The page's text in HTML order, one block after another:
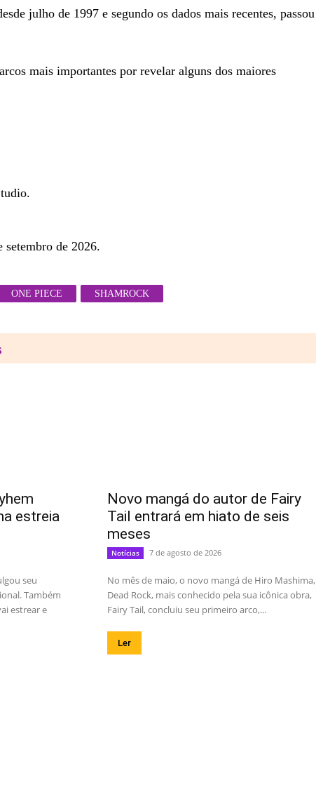
julho de 1997 e segundo os dados mais recentes, passou
mais importantes por revelar alguns dos maiores
de 2026.
ONE PIECE SHAMROCK
estreia
seu
Também
estrear e
Novo mangá do autor de Fairy
Tail entrará em hiato de seis
meses
Notícias 7 de agosto de 2026
No mês de maio, o novo mangá de Hiro Mashima,
Dead Rock, mais conhecido pela sua icônica obra,
Fairy Tail, concluiu seu primeiro arco,...
Ler